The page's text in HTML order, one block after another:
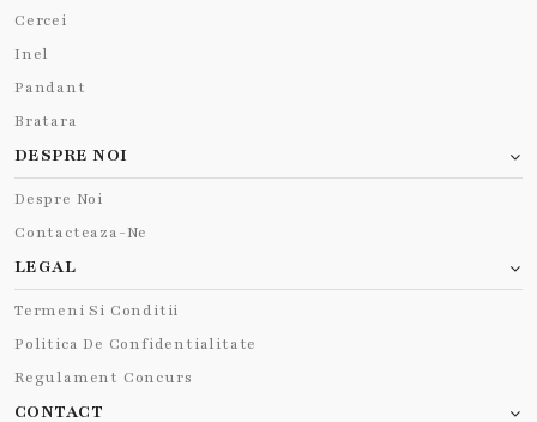
Cercei
Inel
Pandant
Bratara
DESPRE NOI
Despre Noi
Contacteaza-Ne
LEGAL
Termeni Si Conditii
Politica De Confidentialitate
Regulament Concurs
CONTACT